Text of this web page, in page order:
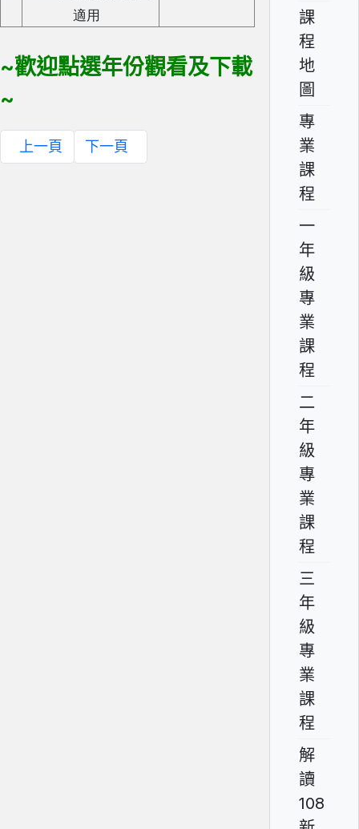
課
程
地
圖
專
業
課
程
一
年
級
專
業
課
程
二
年
級
專
業
課
程
三
年
級
專
業
課
程
解
讀
108
適用
~歡迎點選年份觀看及下載
~
上一頁 下一頁